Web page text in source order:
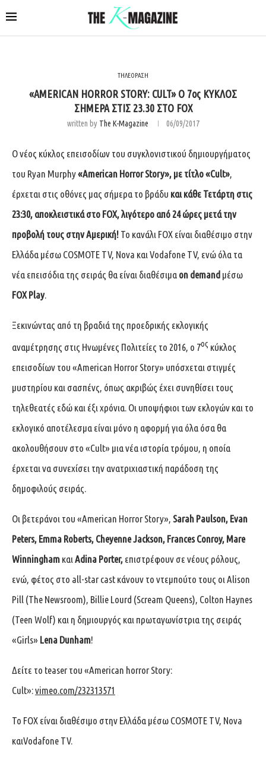
ΤΗΛΕΟΡΑΣΗ
«AMERICAN HORROR STORY: CULT» Ο 7ος ΚΥΚΛΟΣ
ΣΗΜΕΡΑ ΣΤΙΣ 23.30 ΣΤΟ FOX
written by The K-Magazine 06/09/2017
Ο νέος κύκλος επεισοδίων του συγκλονιστικού δημιουργήματος
του Ryan Murphy«American Horror Story», με τίτλο «Cult»,
έρχεται στις οθόνες μας σήμερα το βράδυ και κάθε Τετάρτη στις
23:30, αποκλειστικά στο FOX, λιγότερο από 24 ώρες μετά την
προβολή τους στην Αμερική! Το κανάλι FOX είναι διαθέσιμο στην
Ελλάδα μέσω COSMOTE TV, Nova και Vodafone TV, ενώ όλα τα
νέα επεισόδια της σειράς θα είναι διαθέσιμα on demand μέσω
FOX Play.
Ξεκινώντας από τη βραδιά της προεδρικής εκλογικής
αναμέτρησης στις Ηνωμένες Πολιτείες το 2016, ο 7ος κύκλος
επεισοδίων του «American Horror Story» υπόσχεται στιγμές
μυστηρίου και σασπένς, όπως ακριβώς έχει συνηθίσει τους
τηλεθεατές εδώ και έξι χρόνια. Οι υποψήφιοι των εκλογών και το
εκλογικό αποτέλεσμα είναι μόνο η αφορμή για όλα όσα θα
ακολουθήσουν στο «Cult» μια νέα ιστορία τρόμου, η οποία
έρχεται να συνεχίσει την ανατριχιαστική παράδοση της
δημοφιλούς σειράς.
Οι βετεράνοι του «American Horror Story», Sarah Paulson, Evan
Peters, Emma Roberts, Cheyenne Jackson, Frances Conroy, Mare
Winningham και Adina Porter, επιστρέφουν σε νέους ρόλους,
ενώ, φέτος στο all-star cast κάνουν το ντεμπούτο τους οι Alison
Pill (The Newsroom), Billie Lourd (Scream Queens), Colton Haynes
(Teen Wolf) και η δημιουργός και πρωταγωνίστρια της σειράς
«Girls» Lena Dunham!
Δείτε το teaser του «American horror Story:
Cult»:vimeo.com/232313571
Το FOX είναι διαθέσιμο στην Ελλάδα μέσω COSMOTE TV, Nova
καιVodafone TV.